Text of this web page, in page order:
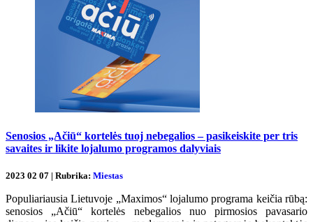
Senosios „Ačiū“ kortelės tuoj nebegalios – pasikeiskite per tris
savaites ir likite lojalumo programos dalyviais
2023 02 07 | Rubrika: Miestas
Populiariausia Lietuvoje „Maximos“ lojalumo programa keičia rūbą:
senosios „Ačiū“ kortelės nebegalios nuo pirmosios pavasario